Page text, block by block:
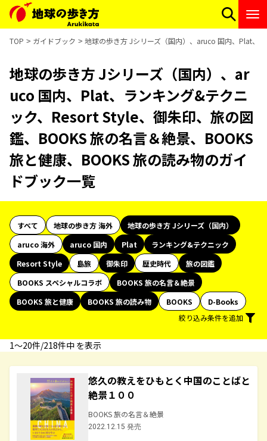
TOP ガイドブック 地球の歩き方 Jシリーズ（国内）、aruco 国内、Plat、
地球の歩き方 Jシリーズ（国内）、ar
uco 国内、Plat、ランキング&テクニ
ック、Resort Style、御朱印、旅の図
鑑、BOOKS 旅の名言＆絶景、BOOKS
旅と健康、BOOKS 旅の読み物のガイ
ドブック一覧
すべて 地球の歩き方 海外
地球の歩き方 Jシリーズ（国内）
aruco 海外
aruco 国内 Plat
ランキング&テクニック
Resort Style
島旅 御朱印 歴史時代
旅の図鑑
BOOKS スペシャルコラボ
BOOKS 旅の名言＆絶景
BOOKS 旅と健康
BOOKS 旅の読み物 BOOKS
D-Books
絞り込み条件を追加
1〜20件/218件中 を表示
悠久の教えをひもとく中国のことばと
絶景１００
BOOKS 旅の名言＆絶景
2022.12.15 発売